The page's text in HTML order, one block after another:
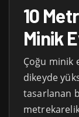
10
Minik
Çoğu minik
dikeyde
tasarlanan